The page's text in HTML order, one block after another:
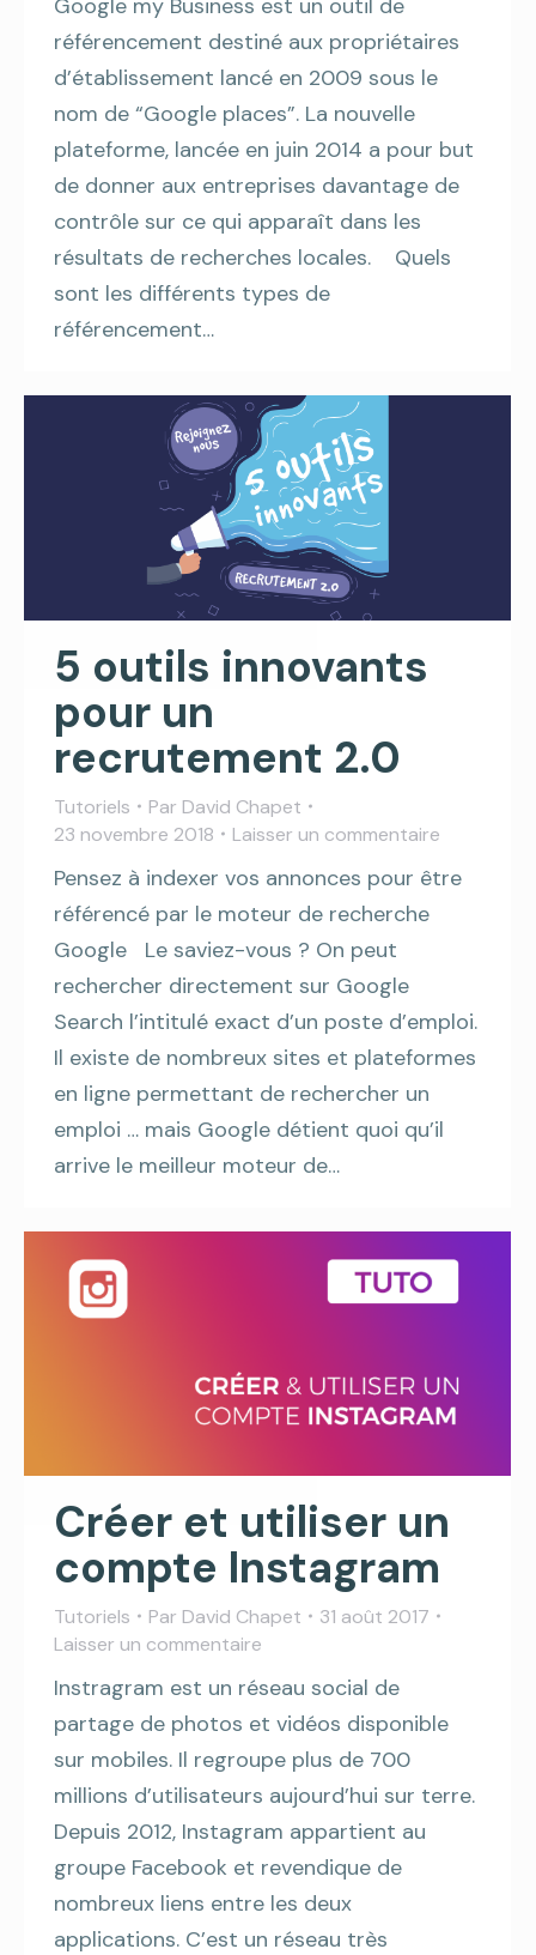
référencement destiné aux propriétaires
d’établissement lancé en 2009 sous le
nom de “Google places”. La nouvelle
plateforme, lancée en juin 2014 a pour but
de donner aux entreprises davantage de
contrôle sur ce qui apparaît dans les
résultats de recherches locales. Quels
sont les différents types de
référencement…
5 outils innovants
pour un
recrutement 2.0
Tutoriels Par David Chapet
23 novembre 2018
Laisser un commentaire
Pensez à indexer vos annonces pour être
référencé par le moteur de recherche
Google Le saviez-vous ? On peut
rechercher directement sur Google
Search l’intitulé exact d’un poste d’emploi.
Il existe de nombreux sites et plateformes
en ligne permettant de rechercher un
emploi … mais Google détient quoi qu’il
arrive le meilleur moteur de…
Créer et utiliser un
compte Instagram
Tutoriels Par David Chapet
31 août 2017
Laisser un commentaire
Instragram est un réseau social de
partage de photos et vidéos disponible
sur mobiles. Il regroupe plus de 700
millions d’utilisateurs aujourd’hui sur terre.
Depuis 2012, Instagram appartient au
groupe Facebook et revendique de
nombreux liens entre les deux
applications. C’est un réseau très